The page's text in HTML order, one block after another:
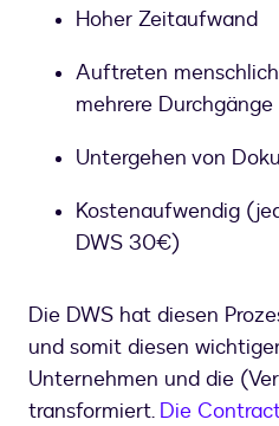
Hoher Zeitaufwand
Auftreten
mehrere Durchgänge
Untergehen von
Kostenaufwendig
DWS 30€)
Die DWS hat diesen
und somit diesen
Unternehmen und die
transformiert. Die